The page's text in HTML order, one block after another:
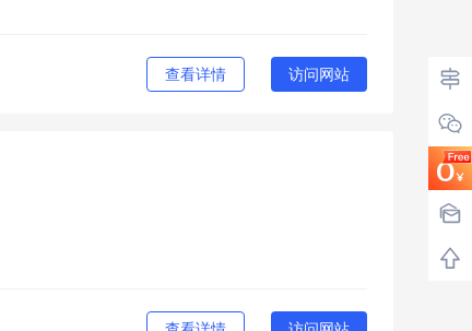
查看详情 访问网站